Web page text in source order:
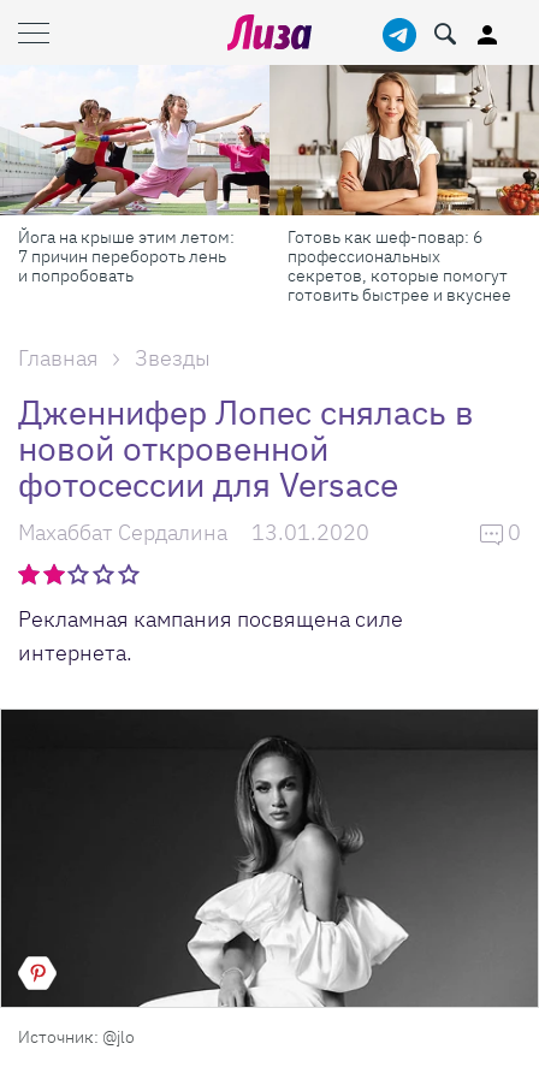
Йога на крыше этим летом:
7 причин перебороть лень
и попробовать
Готовь как шеф-повар: 6
профессиональных
секретов, которые помогут
готовить быстрее и вкуснее
Главная Звезды
Дженнифер Лопес снялась в
новой откровенной
фотосессии для Versace
Махаббат Сердалина 13.01.2020 0
Рекламная кампания посвящена силе
интернета.
Источник: @jlo